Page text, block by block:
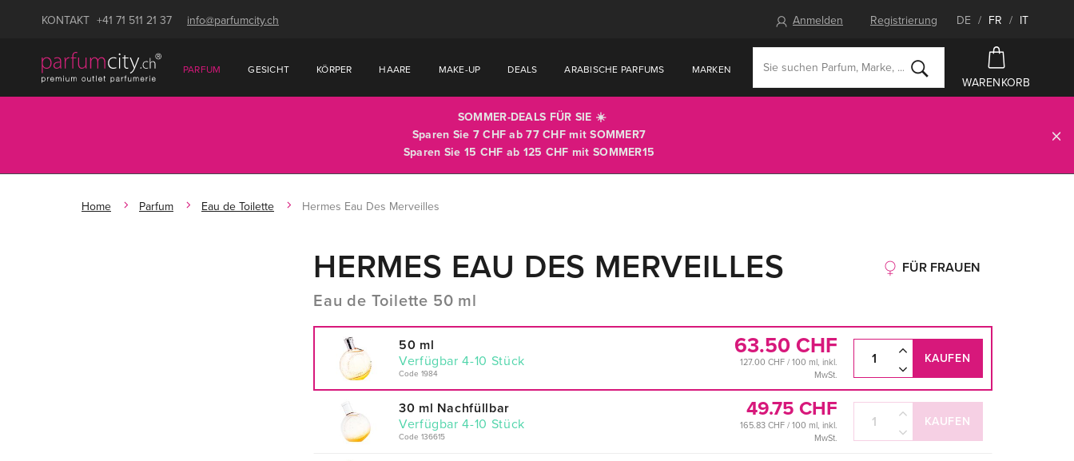
KONTAKT +41 71 511 21 37 info@parfumcity.ch Anmelden Registrierung DE / FR / IT
PARFUM GESICHT KÖRPER HAARE MAKE-UP DEALS ARABISCHE PARFUMS MARKEN
WARENKORB
SOMMER-DEALS FÜR SIE ☀️
Sparen Sie 7 CHF ab 77 CHF mitSOMMER7
Sparen Sie 15 CHF ab 125 CHF mit SOMMER15
Home Parfum Eau de Toilette Hermes Eau Des Merveilles
FÜR FRAUEN
HERMES EAU DES MERVEILLES
Eau de Toilette 50 ml
50 ml
verfügbar 4-10 Stück
Code 1984
63.50 CHF
127.00 CHF / 100 ml, inkl.
MwSt.
KAUFEN
30 ml Nachfüllbar
verfügbar 4-10 Stück
Code 136615
49.75 CHF
165.83 CHF / 100 ml, inkl.
MwSt.
KAUFEN